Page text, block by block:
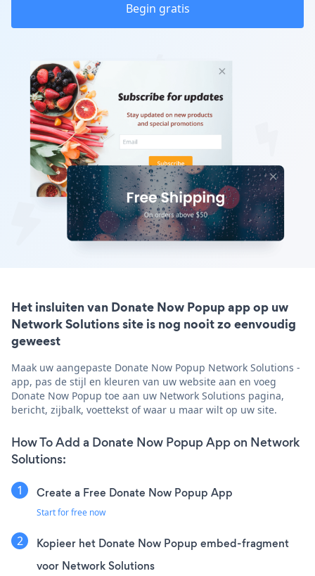
Begin gratis
Het insluiten van Donate Now Popup app op uw
Network Solutions site is nog nooit zo eenvoudig
geweest
Maak uw aangepaste Donate Now Popup Network Solutions -
app, pas de stijl en kleuren van uw website aan en voeg
Donate Now Popup toe aan uw Network Solutions pagina,
bericht, zijbalk, voettekst of waar u maar wilt op uw site.
How To Add a Donate Now Popup App on Network
Solutions:
Create a Free Donate Now Popup App
Start for free now
Kopieer het Donate Now Popup embed-fragment
voor Network Solutions